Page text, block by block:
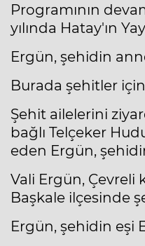
Programının
yılında Hatay'ın
Ergün, şehidin
Burada şehitler
Şehit ailelerini
bağlı Telçeker
eden Ergün,
Vali Ergün, Çevreli
Başkale ilçesinde
Ergün, şehidin eşi